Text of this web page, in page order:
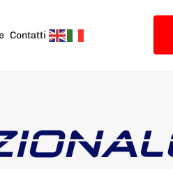
Contatti